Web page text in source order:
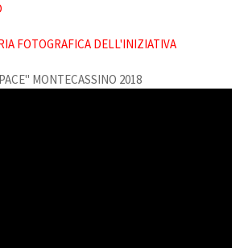
FOTOGRAFICA DELL'INIZIATIVA
MONTECASSINO 2018